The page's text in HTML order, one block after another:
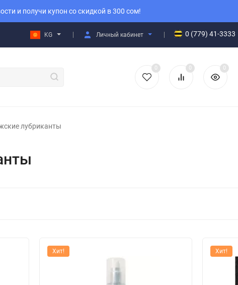
и получи купон со скидкой в 300 сом!
KG Личный кабинет 0 (779) 41-3333
0 0 0
лубриканты
Хит! Хит!